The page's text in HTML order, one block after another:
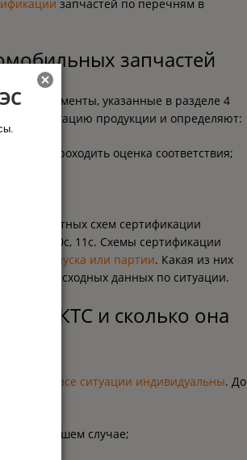
запчастей по перечням в
запчастей
документы, указанные в разделе 4
идентификацию продукции и определяют:
, будет проходить оценка соответствия;
конкретных схем сертификации
3с, 9с, 10с, 11с. Схемы сертификации
выпуска или партии. Какая из них
исходных данных по ситуации.
КТС и сколько она
все ситуации индивидуальны. До
в Вашем случае;